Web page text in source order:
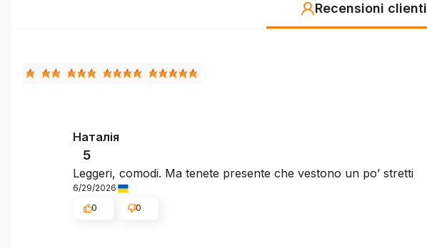
Recensioni clienti
Наталія
5
Leggeri, comodi. Ma tenete presente che vestono un po’ stretti
6/29/2026
0
0